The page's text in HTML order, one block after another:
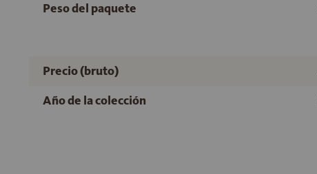
Peso del paquete
Precio (bruto)
Año de la colección